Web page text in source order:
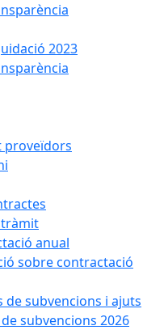
2023
proveïdors
tràmit
anual
sobre contractació
de subvencions i ajuts
subvencions 2026